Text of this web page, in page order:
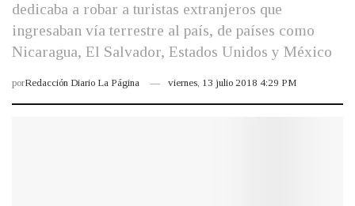
dedicaba a robar a turistas extranjeros que
ingresaban vía terrestre al país, de países como
Nicaragua, El Salvador, Estados Unidos y México
porRedacción Diario La Página viernes, 13 julio 2018 4:29 PM